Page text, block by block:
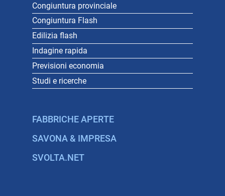
Congiuntura provinciale
Congiuntura Flash
Edilizia flash
Indagine rapida
Previsioni economia
Studi e ricerche
FABBRICHE APERTE
SAVONA & IMPRESA
SVOLTA.NET